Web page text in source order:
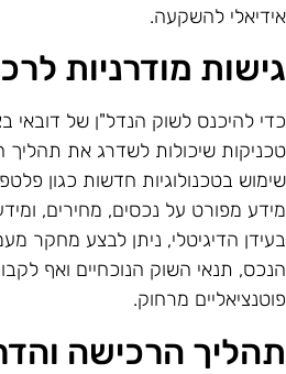
להשקעה.
מודרניות
להיכנס לשוק הנדל"ן של דובאי
שיכולות לשדרג את תהליך
בטכנולוגיות חדשות כגון
מפורט על נכסים, מחירים,
הדיגיטלי, ניתן לבצע מחקר
תנאי השוק הנוכחיים ואף
מרחוק.
הרכישה